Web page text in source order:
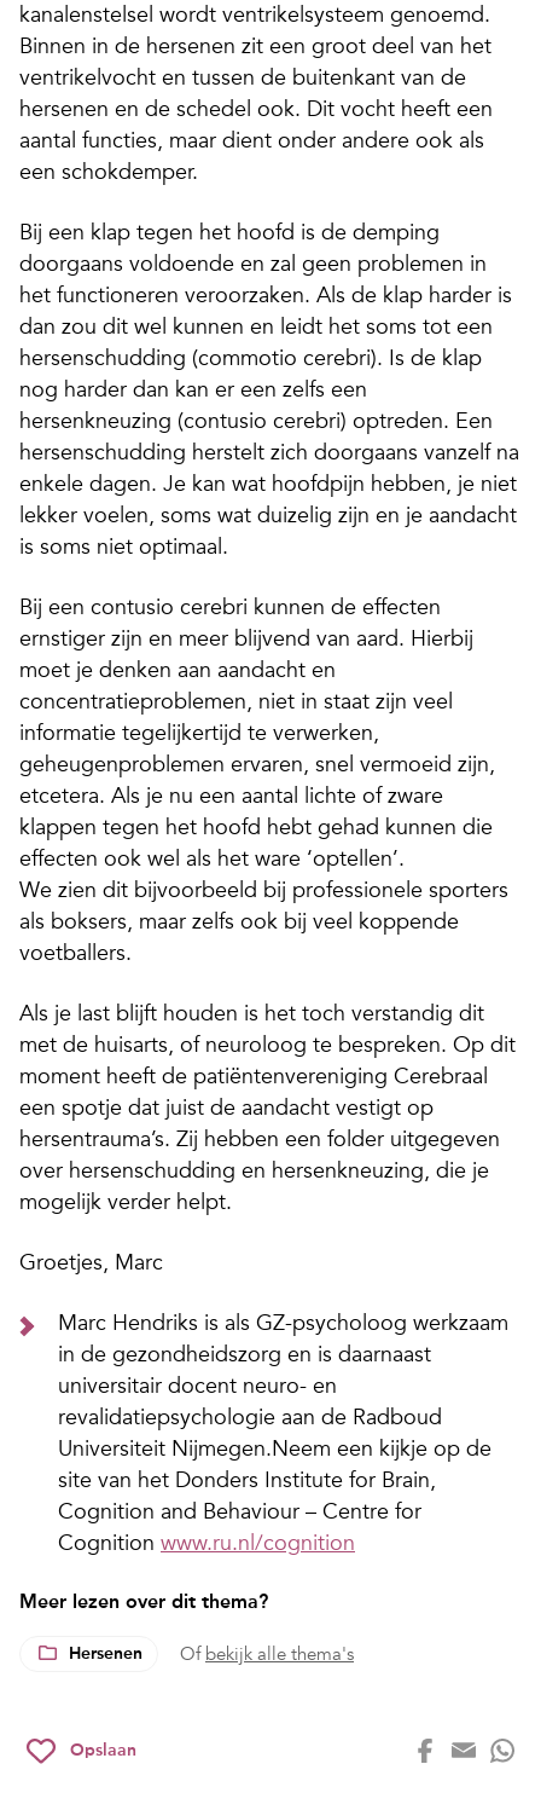
kanalenstelsel wordt ventrikelsysteem genoemd.
Binnen in de hersenen zit een groot deel van het
ventrikelvocht en tussen de buitenkant van de
hersenen en de schedel ook. Dit vocht heeft een
aantal functies, maar dient onder andere ook als
een schokdemper.
Bij een klap tegen het hoofd is de demping
doorgaans voldoende en zal geen problemen in
het functioneren veroorzaken. Als de klap harder is
dan zou dit wel kunnen en leidt het soms tot een
hersenschudding (commotio cerebri). Is de klap
nog harder dan kan er een zelfs een
hersenkneuzing (contusio cerebri) optreden. Een
hersenschudding herstelt zich doorgaans vanzelf na
enkele dagen. Je kan wat hoofdpijn hebben, je niet
lekker voelen, soms wat duizelig zijn en je aandacht
is soms niet optimaal.
Bij een contusio cerebri kunnen de effecten
ernstiger zijn en meer blijvend van aard. Hierbij
moet je denken aan aandacht en
concentratieproblemen, niet in staat zijn veel
informatie tegelijkertijd te verwerken,
geheugenproblemen ervaren, snel vermoeid zijn,
etcetera. Als je nu een aantal lichte of zware
klappen tegen het hoofd hebt gehad kunnen die
effecten ook wel als het ware ‘optellen’.
We zien dit bijvoorbeeld bij professionele sporters
als boksers, maar zelfs ook bij veel koppende
voetballers.
Als je last blijft houden is het toch verstandig dit
met de huisarts, of neuroloog te bespreken. Op dit
moment heeft de patiëntenvereniging Cerebraal
een spotje dat juist de aandacht vestigt op
hersentrauma’s. Zij hebben een folder uitgegeven
over hersenschudding en hersenkneuzing, die je
mogelijk verder helpt.
Groetjes, Marc
Marc Hendriks is als GZ-psycholoog werkzaam
in de gezondheidszorg en is daarnaast
universitair docent neuro- en
revalidatiepsychologie aan de Radboud
Universiteit Nijmegen.Neem een kijkje op de
site van het Donders Institute for Brain,
Cognition and Behaviour – Centre for
Cognition www.ru.nl/cognition
Meer lezen over dit thema?
Hersenen Of bekijk alle thema's
Opslaan